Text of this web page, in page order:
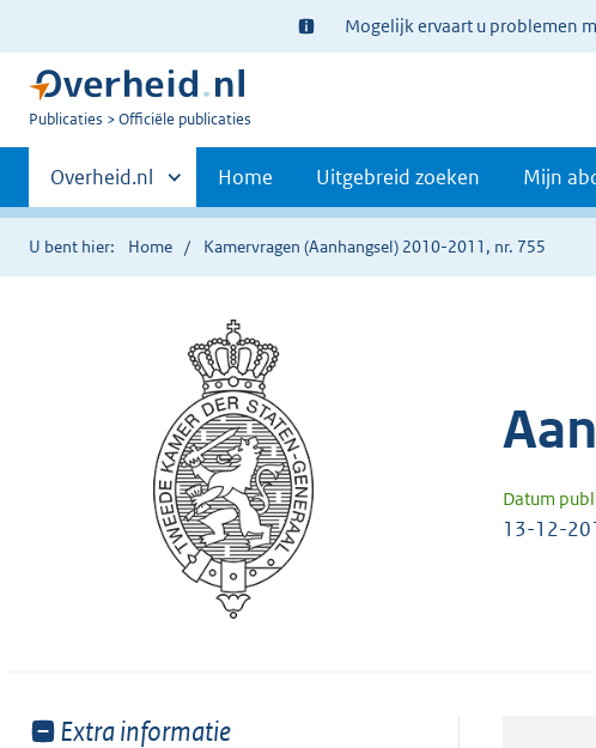
Ter
informatie:
Mogelijk ervaart u problemen
U
Publicaties Officiële publicaties
Primaire
navigatie
Andere
sites
binnen
Overheid.nl Home Uitgebreid zoeken Mijn
U bent hier: Home Kamervragen (Aanhangsel) 2010-2011, nr. 755
Datum
13-12-
Toon
Extra informatie